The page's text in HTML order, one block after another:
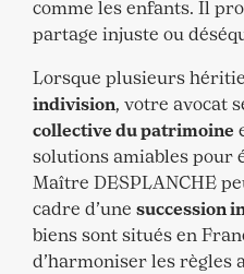
comme les enfants. Il
partage injuste ou
Lorsque plusieurs
indivision, votre avocat
collective du patrimoine
solutions amiables pour
Maître DESPLANCHE
cadre d’une succession
biens sont situés en
d’harmoniser les règles